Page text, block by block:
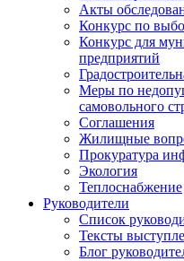
Акты
Конкурс по
Конкурс для
предприятий
Меры по
самовольного
Соглашения
Жилищные
Прокуратура
Экология
Теплоснабжение
Руководители
Список
Тексты
Блог